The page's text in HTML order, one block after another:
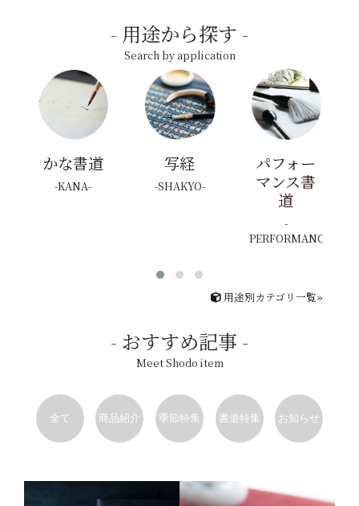
用途から探す
Search by application
かな書道
KANA
写経
SHAKYO
パフォー
マンス書
道
PERFORMANCE
用途別カテゴリ一覧»
おすすめ記事
Meet Shodo item
全て 商品紹介 季節特集 書道特集 お知らせ